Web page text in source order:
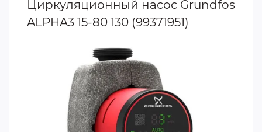
Циркуляционный насос Grundfos
ALPHA3 15-80 130 (99371951)